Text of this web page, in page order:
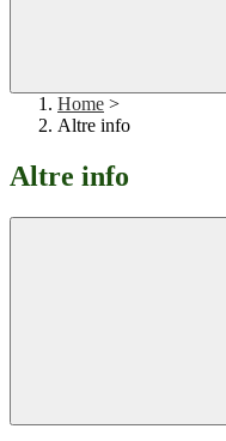
Home >
Altre info
Altre info